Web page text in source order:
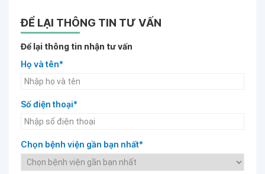
ĐỂ LẠI THÔNG TIN TƯ VẤN
Để lại thông tin nhận tư vấn
Họ và tên*
Số điện thoại*
Chọn bệnh viện gần bạn nhất*